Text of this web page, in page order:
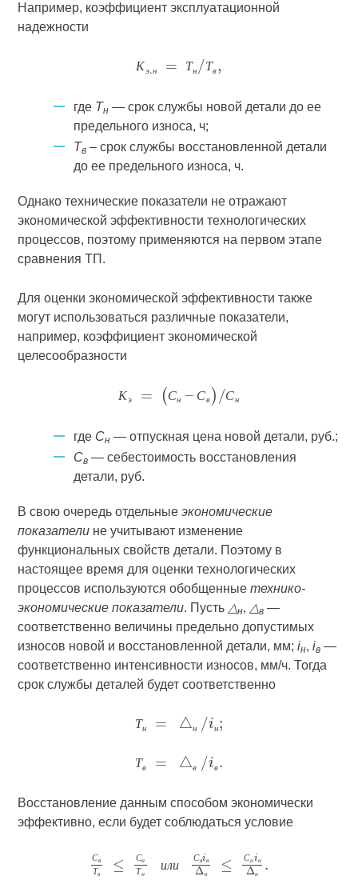
Например, коэффициент эксплуатационной
надежности
К Т Т
где Тн — срок службы новой детали до ее
предельного износа, ч;
Тв – срок службы восстановленной детали
до ее предельного износа, ч.
Однако технические показатели не отражают
экономической эффективности технологических
процессов, поэтому применяются на первом этапе
сравнения ТП.
Для оценки экономической эффективности также
могут использоваться различные показатели,
например, коэффициент экономической
целесообразности
К С С С
где Сн — отпускная цена новой детали, руб.;
Св — себестоимость восстановления
детали, руб.
В свою очередь отдельныеэкономические
показатели не учитывают изменение
функциональных свойств детали. Поэтому в
настоящее время для оценки технологических
процессов используются обобщенныетехнико-
экономические показатели. Пусть △н, △в —
соответственно величины предельно допустимых
износов новой и восстановленной детали, мм;iн,iв —
соответственно интенсивности износов, мм/ч. Тогда
срок службы деталей будет соответственно
Т
Т
Восстановление данным способом экономически
эффективно, если будет соблюдаться условие
С
в
С
н
ил и
С
С